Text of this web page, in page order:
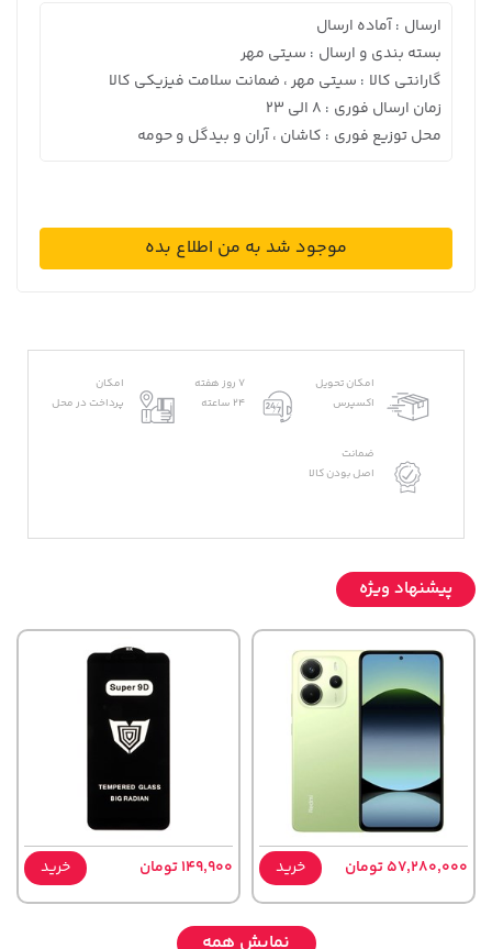
ارسال : آماده ارسال
بسته بندی و ارسال : سیتی مهر
گارانتی کالا : سیتی مهر ، ضمانت سلامت فیزیکی کالا
زمان ارسال فوری : 8 الی 23
محل توزیع فوری : کاشان ، آران و بیدگل و حومه
موجود شد به من اطلاع بده
امکان تحویل
اکسپرس
7 روز هفته
24 ساعته
امکان
پرداخت در محل
ضمانت
اصل بودن کالا
پیشنهاد ویژه
57,280,000 تومان خرید 149,900 تومان خرید
نمایش همه